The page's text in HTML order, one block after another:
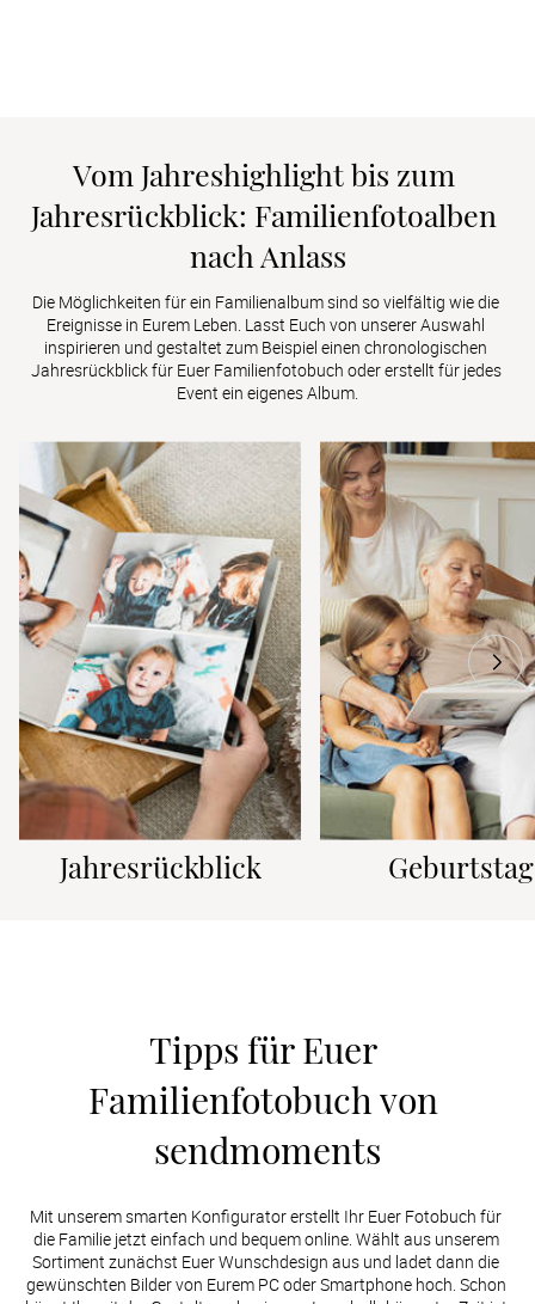
Vom Jahreshighlight bis zum
Jahresrückblick: Familienfotoalben
nach Anlass
Die Möglichkeiten für ein Familienalbum sind so vielfältig wie die
Ereignisse in Eurem Leben. Lasst Euch von unserer Auswahl
inspirieren und gestaltet zum Beispiel einen chronologischen
Jahresrückblick für Euer Familienfotobuch oder erstellt für jedes
Event ein eigenes Album.
Jahresrückblick Geburtstag
Tipps für Euer
Familienfotobuch von
sendmoments
Mit unserem smarten Konfigurator erstellt Ihr Euer Fotobuch für
die Familie jetzt einfach und bequem online. Wählt aus unserem
Sortiment zunächst Euer Wunschdesign aus und ladet dann die
gewünschten Bilder von Eurem PC oder Smartphone hoch. Schon